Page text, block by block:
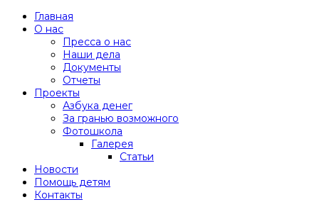
Главная
О нас
Пресса о нас
Наши дела
Документы
Отчеты
Проекты
Азбука денег
За гранью возможного
Фотошкола
Галерея
Статьи
Новости
Помощь детям
Контакты